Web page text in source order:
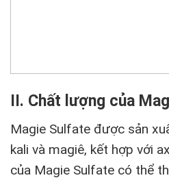
II. Chất lượng của
Magie Sulfate được sản
kali và magiê, kết hợp với
của Magie Sulfate có thể